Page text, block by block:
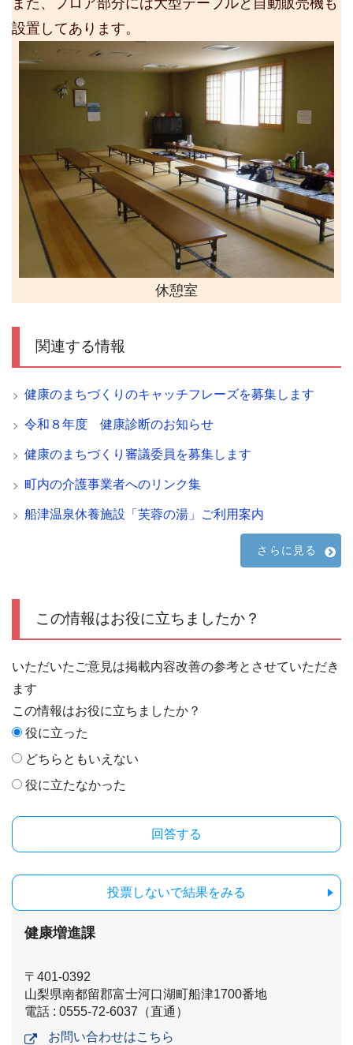
また、フロア部分には大型テーブルと自動販売機も
設置してあります。
休憩室
関連する情報
健康のまちづくりのキャッチフレーズを募集します
令和８年度 健康診断のお知らせ
健康のまちづくり審議委員を募集します
町内の介護事業者へのリンク集
船津温泉休養施設「芙蓉の湯」ご利用案内
さらに見る
この情報はお役に立ちましたか？
いただいたご意見は掲載内容改善の参考とさせていただき
ます
この情報はお役に立ちましたか？
役に立った
どちらともいえない
役に立たなかった
投票しないで結果をみる
健康増進課
〒401-0392
山梨県南都留郡富士河口湖町船津1700番地
電話 : 0555-72-6037（直通）
お問い合わせはこちら